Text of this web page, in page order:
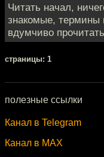
Читать начал,
знакомые, термины
вдумчиво
cтраницы: 1
полезные ссылки
Канал в Telegram
Канал в MAX